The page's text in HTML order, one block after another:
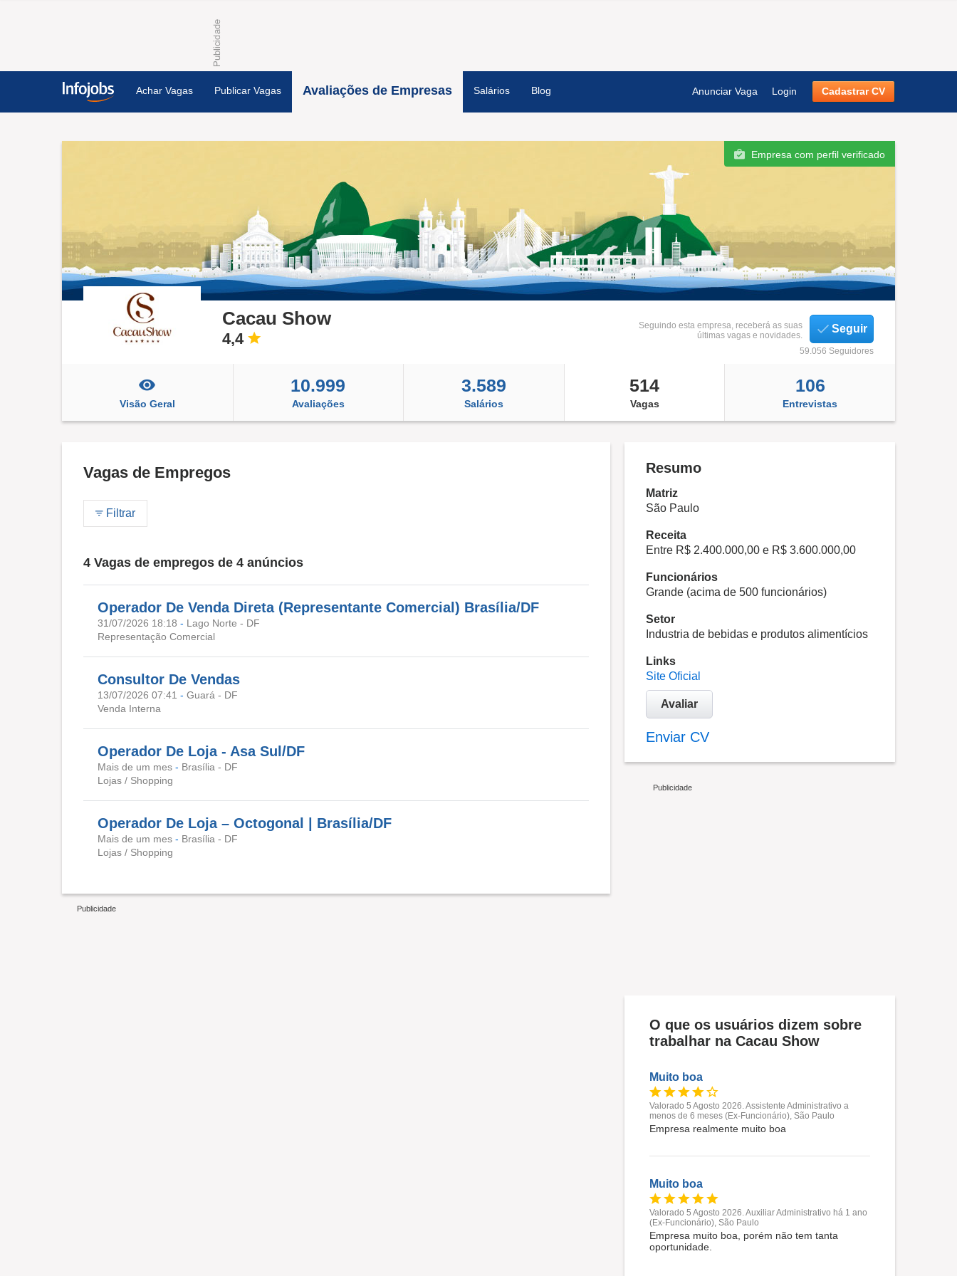
Achar Vagas Publicar Vagas Avaliações de Empresas Salários Blog Anunciar Vaga Login Cadastrar CV
Empresa com perfil verificado
Cacau Show
4,4
Seguindo esta empresa, receberá as suas
últimas vagas e novidades.
Seguir
59.056 Seguidores
Visão Geral
10.999
Avaliações
3.589
Salários
514
Vagas
106
Entrevistas
Vagas de Empregos
Filtrar
4 Vagas de empregos de 4 anúncios
Operador De Venda Direta (Representante Comercial) Brasília/DF
31/07/2026 18:18 - Lago Norte - DF
Representação Comercial
Consultor De Vendas
13/07/2026 07:41 - Guará - DF
Venda Interna
Operador De Loja - Asa Sul/DF
Mais de um mes - Brasília - DF
Lojas / Shopping
Operador De Loja – Octogonal | Brasília/DF
Mais de um mes - Brasília - DF
Lojas / Shopping
Resumo
Matriz
São Paulo
Receita
Entre R$ 2.400.000,00 e R$ 3.600.000,00
Funcionários
Grande (acima de 500 funcionários)
Setor
Industria de bebidas e produtos alimentícios
Links
Site Oficial
Avaliar
Enviar CV
O que os usuários dizem sobre
trabalhar na Cacau Show
Muito boa
Valorado 5 Agosto 2026. Assistente Administrativo a
menos de 6 meses (Ex-Funcionário), São Paulo
Empresa realmente muito boa
Muito boa
Valorado 5 Agosto 2026. Auxiliar Administrativo há 1 ano
(Ex-Funcionário), São Paulo
Empresa muito boa, porém não tem tanta
oportunidade.